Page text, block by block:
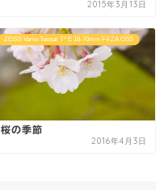
2015年3月13日
ZEISS Vario-Tessar T* E 16-70mm F4 ZA OSS
桜の季節
2016年4月3日